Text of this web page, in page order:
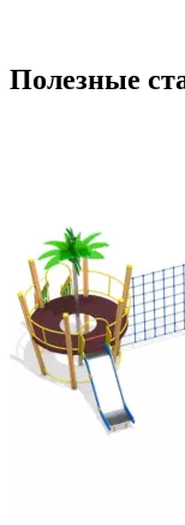
Полезные